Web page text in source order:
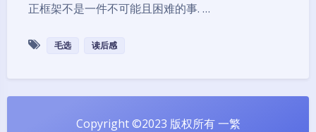
正框架不是一件不可能且困难的事. …
毛选 读后感
Copyright ©2023 版权所有 一繁